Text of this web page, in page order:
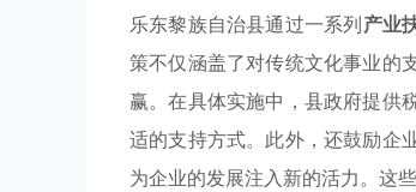
乐东黎族自治县通过一系列产业
策不仅涵盖了对传统文化事业的
赢。在具体实施中，县政府提供
适的支持方式。此外，还鼓励企
为企业的发展注入新的活力。这